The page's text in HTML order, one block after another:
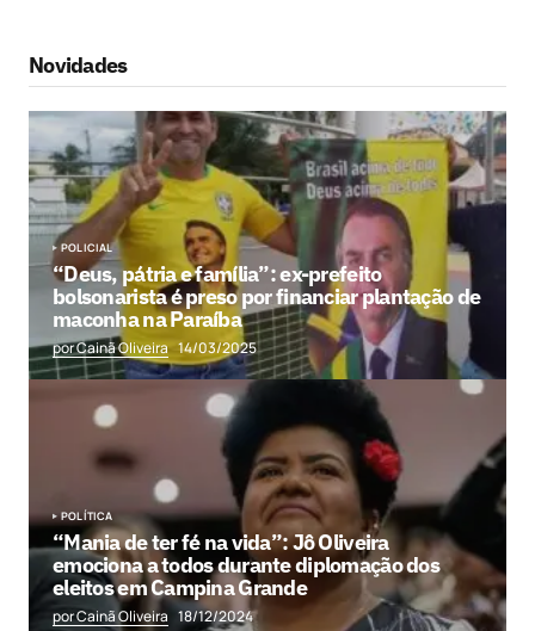
Novidades
POLICIAL
“Deus, pátria e família”: ex-prefeito
bolsonarista é preso por financiar plantação de
maconha na Paraíba
por Cainã Oliveira 14/03/2025
POLÍTICA
“Mania de ter fé na vida”: Jô Oliveira
emociona a todos durante diplomação dos
eleitos em Campina Grande
por Cainã Oliveira 18/12/2024